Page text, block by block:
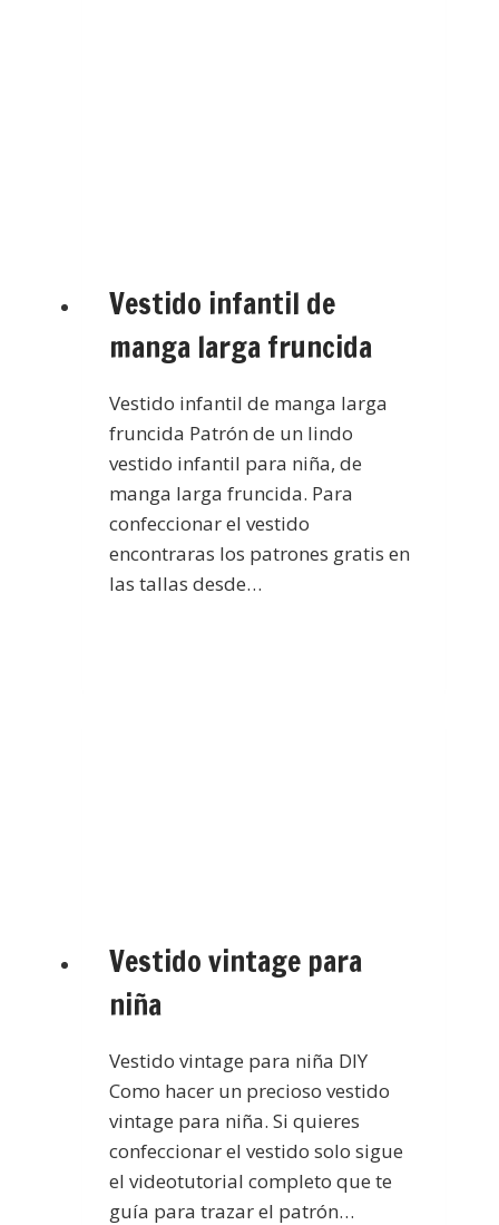
Vestido infantil de
manga larga fruncida
Vestido infantil de manga larga
fruncida Patrón de un lindo
vestido infantil para niña, de
manga larga fruncida. Para
confeccionar el vestido
encontraras los patrones gratis en
las tallas desde…
Vestido vintage para
niña
Vestido vintage para niña DIY
Como hacer un precioso vestido
vintage para niña. Si quieres
confeccionar el vestido solo sigue
el videotutorial completo que te
guía para trazar el patrón…